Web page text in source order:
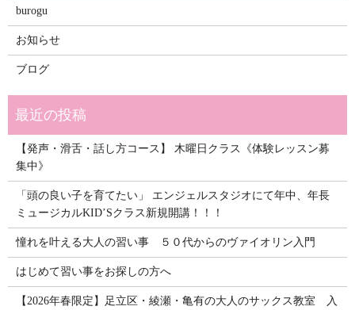
burogu
お知らせ
ブログ
【発声・滑舌・話し方コース】 木曜日クラス《体験レッスン募
集中》
「頭の良い子を育てたい」 エンジェルスタジオにて年中、年長
ミュージカルKID’Sクラス新規開講！！！
憧れを叶える大人の習い事 ５０代からのヴァイオリン入門
はじめて習い事をお探しの方へ
【2026年春限定】足立区・綾瀬・亀有の大人のサックス教室 入